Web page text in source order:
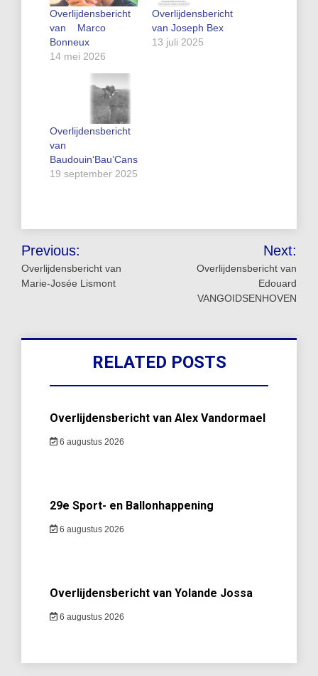
Overlijdensbericht
van Marco
Bonneux
14 mei 2026
Overlijdensbericht
van Joseph Bex
13 juli 2025
Overlijdensbericht
van
Baudouin‘Bau’Cans
19 september 2025
Bericht
navigatie
Previous:
Overlijdensbericht van
Marie-Josée Lismont
Next:
Overlijdensbericht van
Edouard
VANGOIDSENHOVEN
RELATED POSTS
Overlijdensbericht van Alex Vandormael
6 augustus 2026
29e Sport- en Ballonhappening
6 augustus 2026
Overlijdensbericht van Yolande Jossa
6 augustus 2026